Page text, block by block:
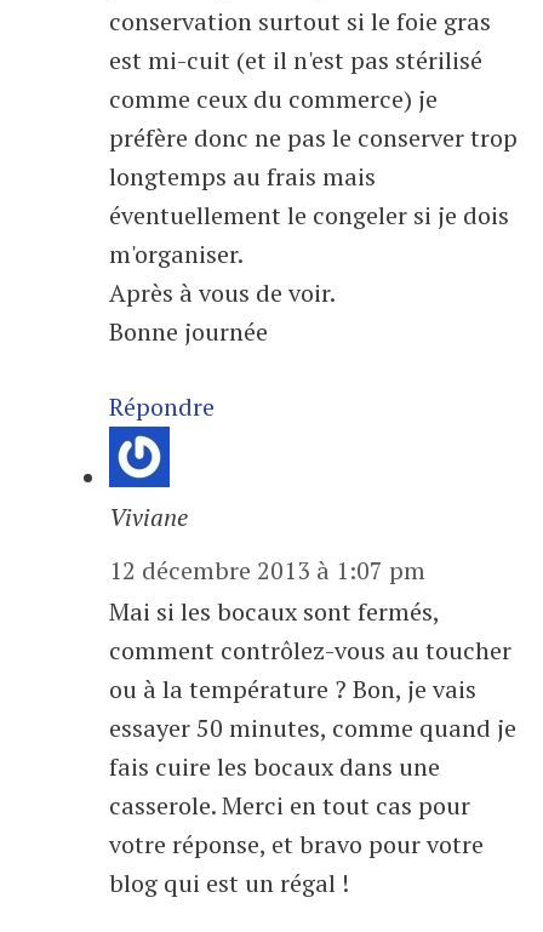
conservation surtout si le foie gras
est mi-cuit (et il n'est pas stérilisé
comme ceux du commerce) je
préfère donc ne pas le conserver trop
longtemps au frais mais
éventuellement le congeler si je dois
m'organiser.
Après à vous de voir.
Bonne journée
Répondre
Viviane
12 décembre 2013 à 1:07 pm
Mai si les bocaux sont fermés,
comment contrôlez-vous au toucher
ou à la température ? Bon, je vais
essayer 50 minutes, comme quand je
fais cuire les bocaux dans une
casserole. Merci en tout cas pour
votre réponse, et bravo pour votre
blog qui est un régal !